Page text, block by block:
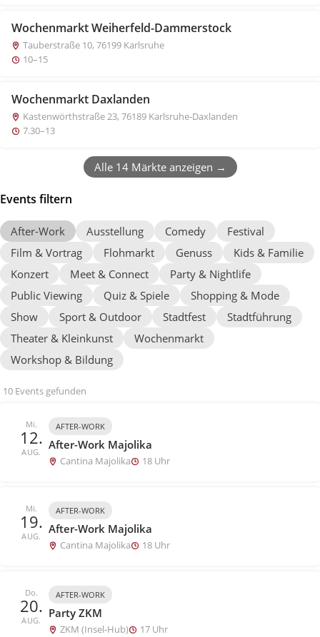
Wochenmarkt Weiherfeld-Dammerstock
Tauberstraße 10, 76199 Karlsruhe
10–15
Wochenmarkt Daxlanden
Kastenwörthstraße 23, 76189 Karlsruhe-Daxlanden
7.30–13
Alle 14 Märkte anzeigen →
Events filtern
After-Work Ausstellung Comedy
Festival
Film & Vortrag
Flohmarkt Genuss
Kids & Familie
Konzert
Meet & Connect
Party & Nightlife
Public Viewing
Quiz & Spiele
Shopping & Mode
Show
Sport & Outdoor Stadtfest
Stadtführung
Theater & Kleinkunst
Wochenmarkt
Workshop & Bildung
10 Events gefunden
Mi.
12.
AUG.
AFTER-WORK
After-Work Majolika
Cantina Majolika 18 Uhr
Mi.
19.
AUG.
AFTER-WORK
After-Work Majolika
Cantina Majolika 18 Uhr
Do.
20.
AUG.
AFTER-WORK
Party ZKM
ZKM (Insel-Hub) 17 Uhr